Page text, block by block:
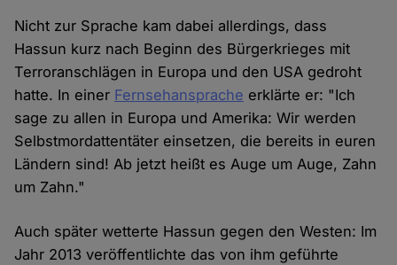
Nicht zur Sprache kam dabei allerdings, dass
Hassun kurz nach Beginn des Bürgerkrieges mit
Terroranschlägen in Europa und den USA gedroht
hatte. In einer Fernsehansprache erklärte er: "Ich
sage zu allen in Europa und Amerika: Wir werden
Selbstmordattentäter einsetzen, die bereits in euren
Ländern sind! Ab jetzt heißt es Auge um Auge, Zahn
um Zahn."
Auch später wetterte Hassun gegen den Westen: Im
Jahr 2013 veröffentlichte das von ihm geführte